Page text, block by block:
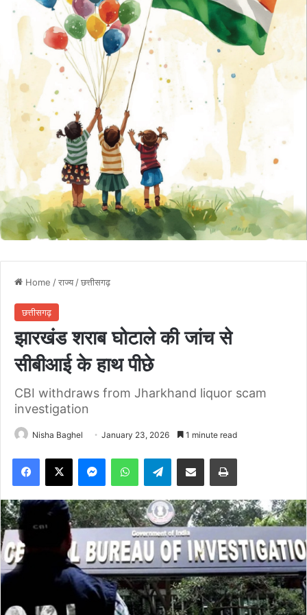
Home /राज्य/छत्तीसगढ़
छत्तीसगढ़
झारखंड शराब घोटाले की जांच से
सीबीआई के हाथ पीछे
CBI withdraws from Jharkhand liquor scam
investigation
Nisha Baghel January 23, 2026 1 minute read
Facebook
X MessengerWhatsAppTelegramShare via Email Print